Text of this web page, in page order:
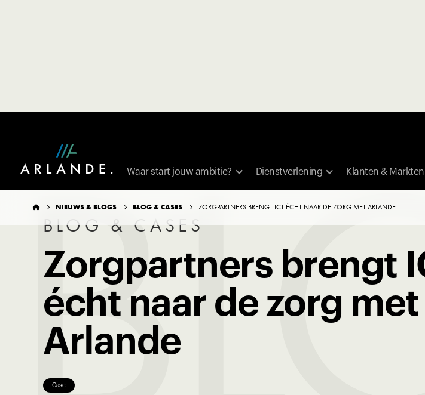
Waar start jouw ambitie? Dienstverlening Klanten & Markten
  NIEUWS & BLOGS  BLOG & CASES  ZORGPARTNERS BRENGT ICT ÉCHT NAAR DE ZORG MET ARLANDE
TERUG NAAR OVERZICHT
BLOG & CASES
Zorgpartners brengt
écht naar de zorg met
Arlande
Case